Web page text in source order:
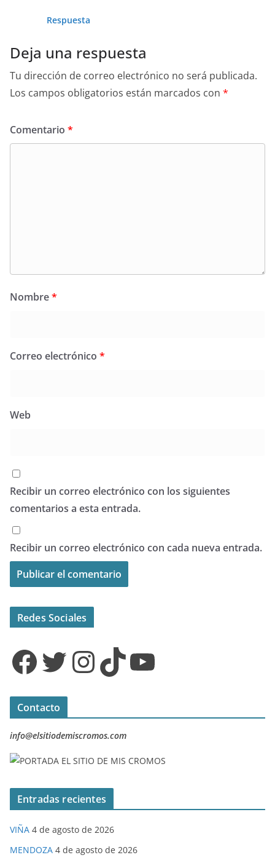
Respuesta
Deja una respuesta
Tu dirección de correo electrónico no será publicada.
Los campos obligatorios están marcados con *
Comentario *
Nombre*
Correo electrónico *
Web
Recibir un correo electrónico con los siguientes
comentarios a esta entrada.
Recibir un correo electrónico con cada nueva entrada.
Redes Sociales
Facebook Twitter InstagramTikTok YouTube
Contacto
info@elsitiodemiscromos.com
Entradas recientes
VIÑA 4 de agosto de 2026
MENDOZA 4 de agosto de 2026